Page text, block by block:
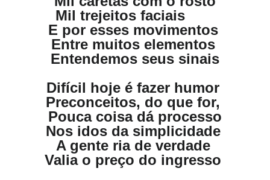
Mil trejeitos faciais
E por esses movimentos
Entre muitos elementos
Entendemos seus sinais
Difícil hoje é fazer humor
Preconceitos, do que for,
Pouca coisa dá processo
Nos idos da simplicidade
A gente ria de verdade
Valia o preço do ingresso